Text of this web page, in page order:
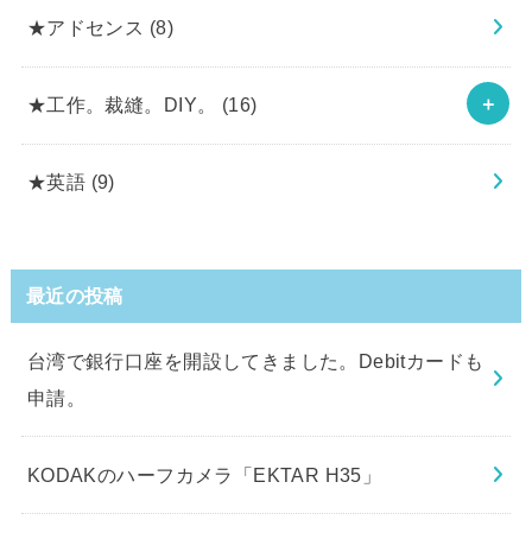
★アドセンス (8)
★工作。裁縫。DIY。 (16)
★英語 (9)
最近の投稿
台湾で銀行口座を開設してきました。Debitカードも
申請。
KODAKのハーフカメラ「EKTAR H35」